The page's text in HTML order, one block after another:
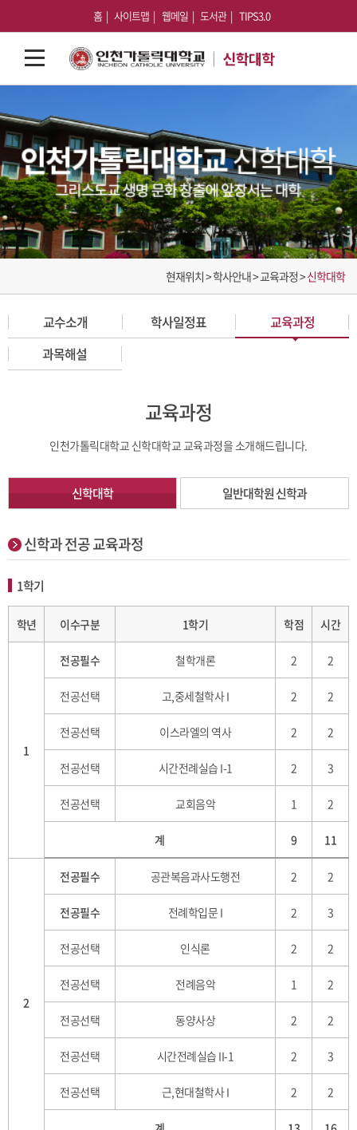
홈 사이트맵 웹메일 도서관 TIPS3.0
현재위치 > 학사안내 > 교육과정 >신학대학
교수소개 학사일정표
교육과정
과목해설
교육과정
인천가톨릭대학교 신학대학교 교육과정을 소개해드립니다.
신학대학 일반대학원 신학과
신학과 전공 교육과정
1학기
학년 이수구분 1학기 학점 시간
1
전공필수 철학개론 2 2
전공선택 고,중세철학사 I 2 2
전공선택 이스라엘의 역사 2 2
전공선택 시간전례실습 I-1 2 3
전공선택 교회음악 1 2
계 9 11
2
전공필수 공관복음과사도행전 2 2
전공필수 전례학입문 I 2 3
전공선택 인식론 2 2
전공선택 전례음악 1 2
전공선택 동양사상 2 2
전공선택 시간전례실습 II-1 2 3
전공선택 근,현대철학사 I 2 2